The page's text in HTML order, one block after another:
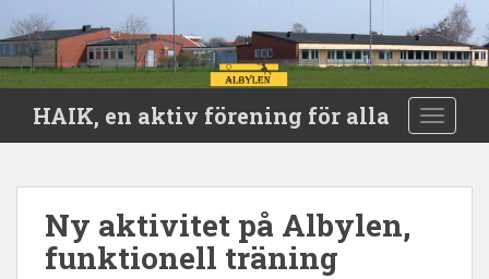
i
HAIK, en aktiv förening för alla
Ny aktivitet på Albylen,
funktionell träning